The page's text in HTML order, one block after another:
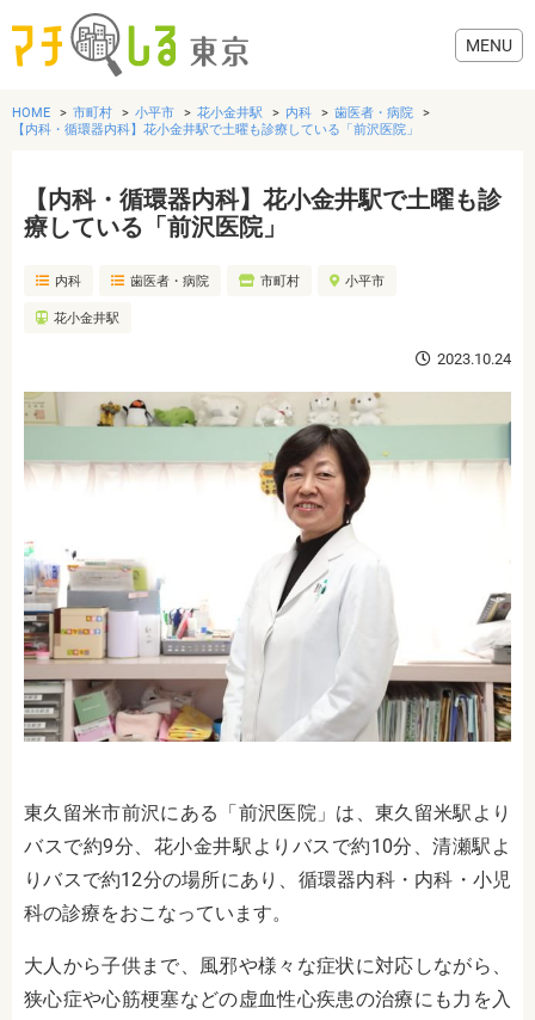
グルメ
美容・健康
おでかけ
HOME 市町村 小平市 花小金井駅 内科
歯医者・病院
【内科・循環器内科】花小金井駅で土曜も診療している「前沢医院」
【内科・循環器内科】花小金井駅で土曜も診
療している「前沢医院」
内科 歯医者・病院 市町村 小平市
花小金井駅
2023.10.24
東久留米市前沢にある「前沢医院」は、東久留米駅より
バスで約9分、花小金井駅よりバスで約10分、清瀬駅よ
りバスで約12分の場所にあり、循環器内科・内科・小児
科の診療をおこなっています。
大人から子供まで、風邪や様々な症状に対応しながら、
狭心症や心筋梗塞などの虚血性心疾患の治療にも力を入